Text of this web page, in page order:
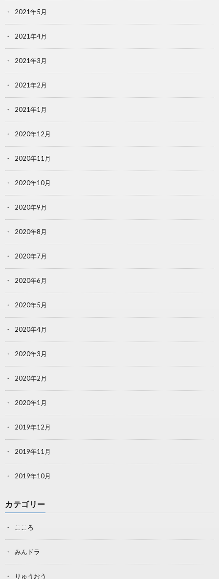
2021年5月
2021年4月
2021年3月
2021年2月
2021年1月
2020年12月
2020年11月
2020年10月
2020年9月
2020年8月
2020年7月
2020年6月
2020年5月
2020年4月
2020年3月
2020年2月
2020年1月
2019年12月
2019年11月
2019年10月
カテゴリー
こころ
みんドラ
りゅうおう